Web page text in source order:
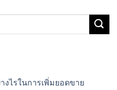
งไรในการเพิ่มยอดขาย